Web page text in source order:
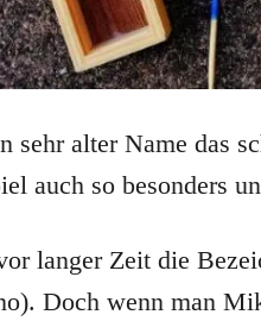
sehr alter Name das
auch so besonders
langer Zeit die
Doch wenn man